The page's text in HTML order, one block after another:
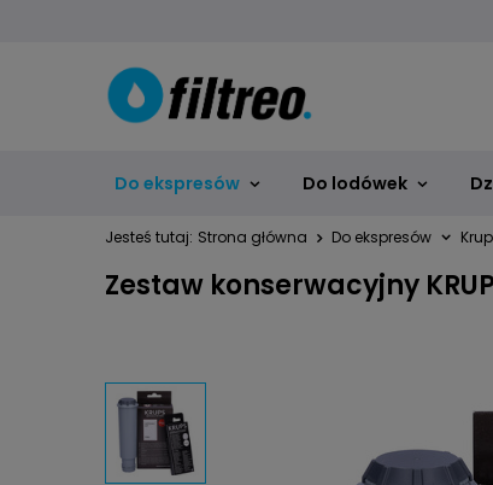
Do ekspresów Do lodówek
Jesteś tutaj: Strona główna Do ekspresów
Zestaw konserwacyjny